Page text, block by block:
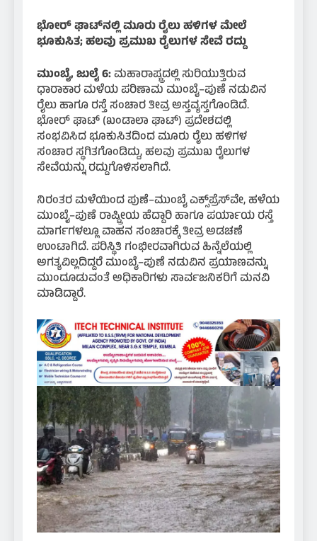
ಭೋರ್ ಘಾಟ್‌ನಲ್ಲಿ ಮೂರು ರೈಲು ಹಳಿಗಳ ಮೇಲೆ
ಭೂಕುಸಿತ; ಹಲವು ಪ್ರಮುಖ ರೈಲುಗಳ ಸೇವೆ ರದ್ದು
ಮುಂಬೈ, ಜುಲೈ 6:ಮಹಾರಾಷ್ಟ್ರದಲ್ಲಿ ಸುರಿಯುತ್ತಿರುವ
ಧಾರಾಕಾರ ಮಳೆಯ ಪರಿಣಾಮ ಮುಂಬೈ–ಪುಣೆ ನಡುವಿನ
ರೈಲು ಹಾಗೂ ರಸ್ತೆ ಸಂಚಾರ ತೀವ್ರ ಅಸ್ತವ್ಯಸ್ತಗೊಂಡಿದೆ.
ಭೋರ್ ಘಾಟ್ (ಖಂಡಾಲಾ ಘಾಟ್) ಪ್ರದೇಶದಲ್ಲಿ
ಸಂಭವಿಸಿದ ಭೂಕುಸಿತದಿಂದ ಮೂರು ರೈಲು ಹಳಿಗಳ
ಸಂಚಾರ ಸ್ಥಗಿತಗೊಂಡಿದ್ದು, ಹಲವು ಪ್ರಮುಖ ರೈಲುಗಳ
ಸೇವೆಯನ್ನು ರದ್ದುಗೊಳಿಸಲಾಗಿದೆ.
ನಿರಂತರ ಮಳೆಯಿಂದ ಪುಣೆ–ಮುಂಬೈ ಎಕ್ಸ್‌ಪ್ರೆಸ್‌ವೇ, ಹಳೆಯ
ಮುಂಬೈ–ಪುಣೆ ರಾಷ್ಟ್ರೀಯ ಹೆದ್ದಾರಿ ಹಾಗೂ ಪರ್ಯಾಯ ರಸ್ತೆ
ಮಾರ್ಗಗಳಲ್ಲೂ ವಾಹನ ಸಂಚಾರಕ್ಕೆ ತೀವ್ರ ಅಡಚಣೆ
ಉಂಟಾಗಿದೆ. ಪರಿಸ್ಥಿತಿ ಗಂಭೀರವಾಗಿರುವ ಹಿನ್ನೆಲೆಯಲ್ಲಿ
ಅಗತ್ಯವಿಲ್ಲದಿದ್ದರೆ ಮುಂಬೈ–ಪುಣೆ ನಡುವಿನ ಪ್ರಯಾಣವನ್ನು
ಮುಂದೂಡುವಂತೆ ಅಧಿಕಾರಿಗಳು ಸಾರ್ವಜನಿಕರಿಗೆ ಮನವಿ
ಮಾಡಿದ್ದಾರೆ.